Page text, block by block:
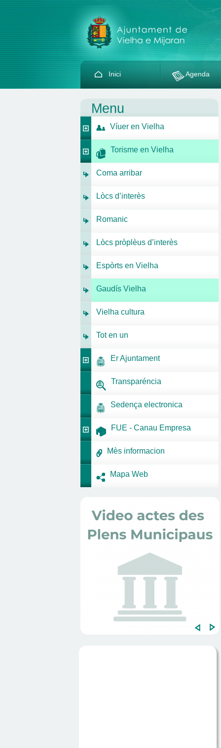
Inici Agenda
Menu
Víuer en Vielha
Torisme en Vielha
Coma arribar
Lòcs d’interès
Romanic
Lòcs pròplèus d’interès
Espòrts en Vielha
Gaudís Vielha
Vielha cultura
Tot en un
Er Ajuntament
Transparéncia
Sedença electronica
FUE - Canau Empresa
Mès informacion
Mapa Web